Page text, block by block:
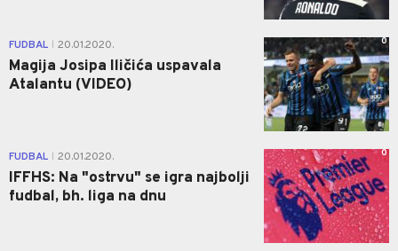
FUDBAL 20.01.2020.
Magija Josipa Iličića uspavala
Atalantu (VIDEO)
0
FUDBAL 20.01.2020.
IFFHS: Na "ostrvu" se igra najbolji
fudbal, bh. liga na dnu
0